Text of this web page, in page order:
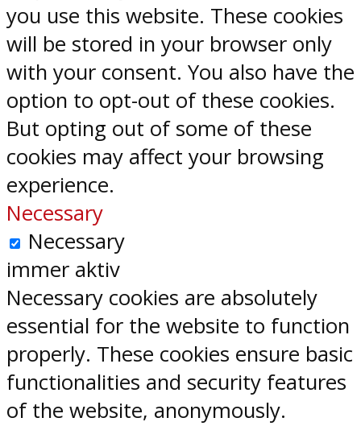
you use this website. These cookies
will be stored in your browser only
with your consent. You also have the
option to opt-out of these cookies.
But opting out of some of these
cookies may affect your browsing
experience.
Necessary
Necessary
immer aktiv
Necessary cookies are absolutely
essential for the website to function
properly. These cookies ensure basic
functionalities and security features
of the website, anonymously.